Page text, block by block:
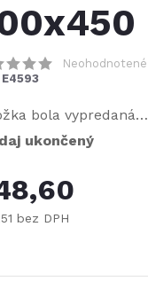
Neohodnotené
E4593
bola vypredaná…
ukončený
bez DPH